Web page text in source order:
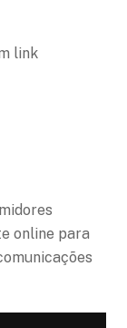
link
online para